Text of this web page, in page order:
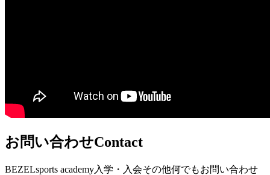
お問い合わせContact
BEZELsports academy入学・入会その他何でもお問い合わせ